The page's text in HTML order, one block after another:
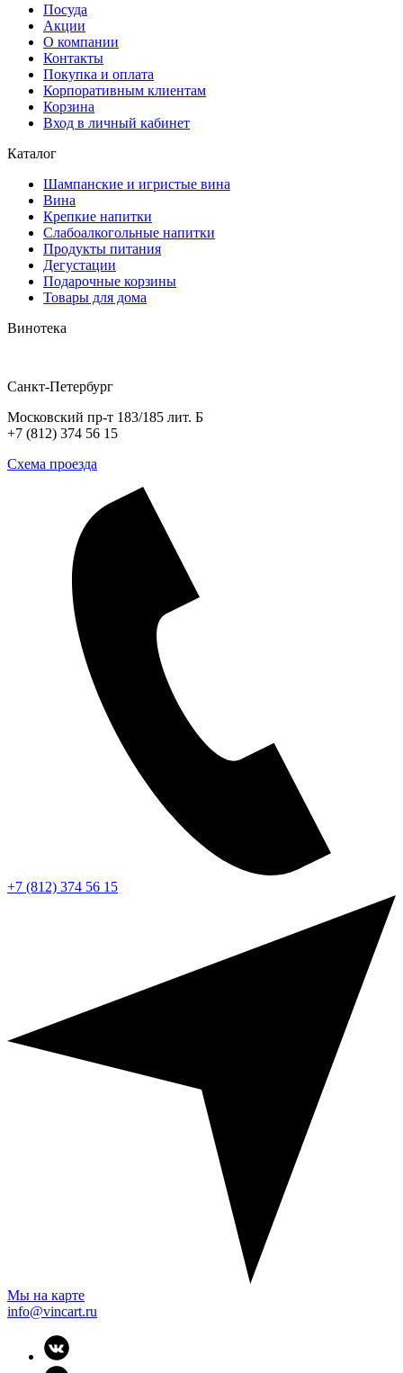
Посуда
Акции
О компании
Контакты
Покупка и оплата
Корпоративным клиентам
Корзина
Вход в личный кабинет
Каталог
Шампанские и игристые вина
Вина
Крепкие напитки
Слабоалкогольные напитки
Продукты питания
Дегустации
Подарочные корзины
Товары для дома
Винотека
Санкт-Петербург
Московский пр-т 183/185 лит. Б
+7 (812) 374 56 15
Схема проезда
+7 (812) 374 56 15
Мы на карте
info@vincart.ru